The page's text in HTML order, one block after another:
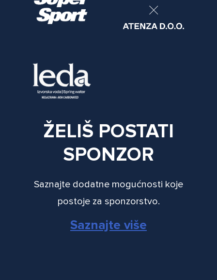
ŽELIŠ POSTATI
SPONZOR
Saznajte dodatne mogućnosti koje
postoje za sponzorstvo.
Saznajte više